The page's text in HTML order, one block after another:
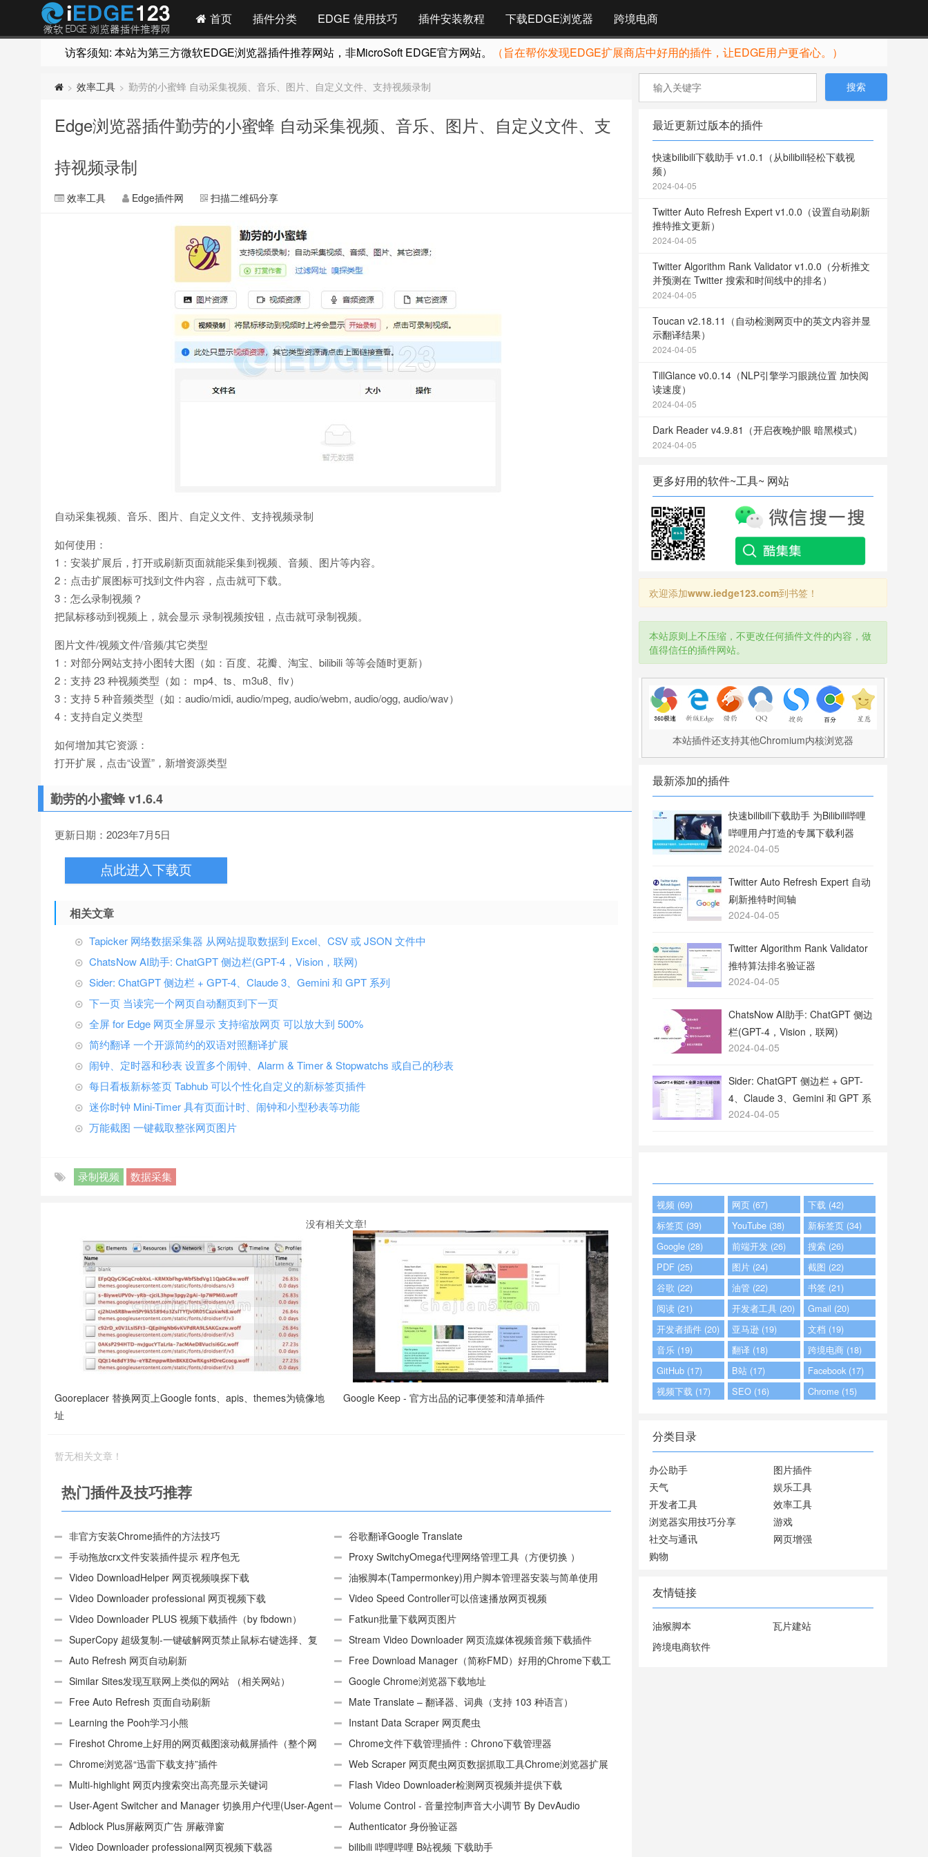
首页 插件分类 EDGE 使用技巧 插件安装教程 下载EDGE浏览器 跨境电商
访客须知: 本站为第三方微软EDGE浏览器插件推荐网站，非MicroSoft EDGE官方网站。 （旨在帮你发现EDGE扩展商店中好用的插件，让EDGE用户更省心。）
> 效率工具 > 勤劳的小蜜蜂 自动采集视频、音乐、图片、自定义文件、支持视频录制
Edge浏览器插件勤劳的小蜜蜂 自动采集视频、音乐、图片、自定义文件、支
持视频录制
效率工具 Edge插件网 扫描二维码分享
自动采集视频、音乐、图片、自定义文件、支持视频录制
如何使用：
1：安装扩展后，打开或刷新页面就能采集到视频、音频、图片等内容。
2：点击扩展图标可找到文件内容，点击就可下载。
3：怎么录制视频？
把鼠标移动到视频上，就会显示 录制视频按钮，点击就可录制视频。
图片文件/视频文件/音频/其它类型
1：对部分网站支持小图转大图（如：百度、花瓣、淘宝、bilibili 等等会随时更新）
2：支持 23 种视频类型（如： mp4、ts、m3u8、flv）
3：支持 5 种音频类型（如：audio/midi, audio/mpeg, audio/webm, audio/ogg, audio/wav）
4：支持自定义类型
如何增加其它资源：
打开扩展，点击“设置”，新增资源类型
勤劳的小蜜蜂 v1.6.4
更新日期：2023年7月5日
点此进入下载页
相关文章
Tapicker 网络数据采集器 从网站提取数据到 Excel、CSV 或 JSON 文件中
ChatsNow AI助手: ChatGPT 侧边栏(GPT-4，Vision，联网)
Sider: ChatGPT 侧边栏 + GPT-4、Claude 3、Gemini 和 GPT 系列
下一页 当读完一个网页自动翻页到下一页
全屏 for Edge 网页全屏显示 支持缩放网页 可以放大到 500%
简约翻译 一个开源简约的双语对照翻译扩展
闹钟、定时器和秒表 设置多个闹钟、Alarm & Timer & Stopwatchs 或自己的秒表
每日看板新标签页 Tabhub 可以个性化自定义的新标签页插件
迷你时钟 Mini-Timer 具有页面计时、闹钟和小型秒表等功能
万能截图 一键截取整张网页图片
录制视频 数据采集
没有相关文章!
Gooreplacer 替换网页上Google fonts、apis、themes为镜像地
址
Google Keep - 官方出品的记事便签和清单插件
暂无相关文章！
热门插件及技巧推荐
非官方安装Chrome插件的方法技巧
谷歌翻译Google Translate
手动拖放crx文件安装插件提示 程序包无
效:“CEX_HEADER_INVALID”的解决办法
Proxy SwitchyOmega代理网络管理工具（方便切换 ）
Video DownloadHelper 网页视频嗅探下载
油猴脚本(Tampermonkey)用户脚本管理器安装与简单使用
（适用Android）
Video Downloader professional 网页视频下载
Video Speed Controller可以倍速播放网页视频
Video Downloader PLUS 视频下载插件（by fbdown）
Fatkun批量下载网页图片
SuperCopy 超级复制-一键破解网页禁止鼠标右键选择、复
制
Stream Video Downloader 网页流媒体视频音频下载插件
Auto Refresh 网页自动刷新
Free Download Manager（简称FMD）好用的Chrome下载工
具插件
Similar Sites发现互联网上类似的网站 （相关网站）
Google Chrome浏览器下载地址
Free Auto Refresh 页面自动刷新
Mate Translate – 翻译器、词典（支持 103 种语言）
Learning the Pooh学习小熊
Instant Data Scraper 网页爬虫
Fireshot Chrome上好用的网页截图滚动截屏插件（整个网
页）
Chrome文件下载管理插件：Chrono下载管理器
Chrome浏览器“迅雷下载支持”插件
Web Scraper 网页爬虫网页数据抓取工具Chrome浏览器扩展
插件
Multi-highlight 网页内搜索突出高亮显示关键词
Flash Video Downloader检测网页视频并提供下载
User-Agent Switcher and Manager 切换用户代理(User-Agent
或UA)
Volume Control - 音量控制声音大小调节 By DevAudio
Adblock Plus屏蔽网页广告 屏蔽弹窗
Authenticator 身份验证器
Video Downloader professional网页视频下载器
bilibili 哔哩哔哩 B站视频 下载助手
最近更新过版本的插件
快速bilibili下载助手 v1.0.1（从bilibili轻松下载视
频）
2024-04-05
Twitter Auto Refresh Expert v1.0.0（设置自动刷新
推特推文更新）
2024-04-05
Twitter Algorithm Rank Validator v1.0.0（分析推文
并预测在 Twitter 搜索和时间线中的排名）
2024-04-05
Toucan v2.18.11（自动检测网页中的英文内容并显
示翻译结果）
2024-04-05
TillGlance v0.0.14（NLP引擎学习眼跳位置 加快阅
读速度）
2024-04-05
Dark Reader v4.9.81（开启夜晚护眼 暗黑模式）
2024-04-05
更多好用的软件~工具~ 网站
欢迎添加www.iedge123.com到书签！
本站原则上不压缩，不更改任何插件文件的内容，做
值得信任的插件网站。
本站插件还支持其他Chromium内核浏览器
最新添加的插件
快速bilibili下载助手 为Bilibili哔哩
哔哩用户打造的专属下载利器
2024-04-05
Twitter Auto Refresh Expert 自动
刷新推特时间轴
2024-04-05
Twitter Algorithm Rank Validator
推特算法排名验证器
2024-04-05
ChatsNow AI助手: ChatGPT 侧边
栏(GPT-4，Vision，联网)
2024-04-05
Sider: ChatGPT 侧边栏 + GPT-
4、Claude 3、Gemini 和 GPT 系
列
2024-04-05
视频 (69) 网页 (67)
下载 (42)
标签页 (39)
YouTube (38)
新标签页 (34)
Google (28)
前端开发 (26)
搜索 (26)
PDF (25)
图片 (24)
截图 (22)
谷歌 (22)
油管 (22)
书签 (21)
阅读 (21)
开发者工具 (20)
Gmail (20)
开发者插件 (20)
亚马逊 (19)
文档 (19)
音乐 (19)
翻译 (18)
跨境电商 (18)
GitHub (17)
B站 (17)
Facebook (17)
视频下载 (17)
SEO (16) Chrome (15)
分类目录
办公助手
图片插件
天气
娱乐工具
开发者工具
效率工具
浏览器实用技巧分享
游戏
社交与通讯
网页增强
购物
友情链接
油猴脚本
瓦片建站
跨境电商软件